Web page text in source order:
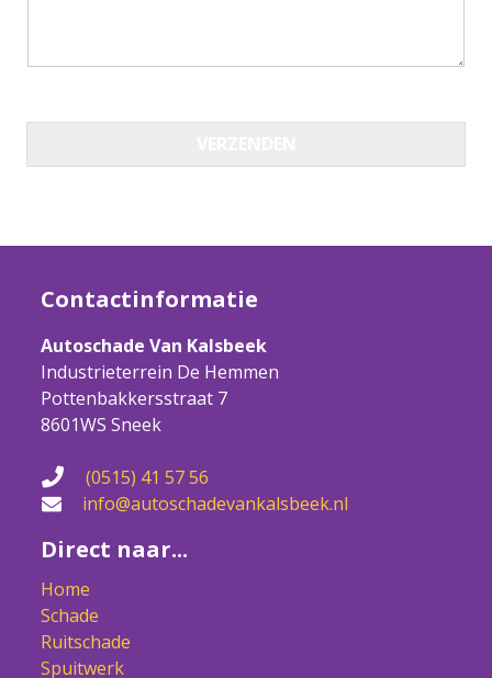
Contactinformatie
Autoschade Van Kalsbeek
Industrieterrein De Hemmen
Pottenbakkersstraat 7
8601WS Sneek
(0515) 41 57 56
info@autoschadevankalsbeek.nl
Direct naar...
Home
Schade
Ruitschade
Spuitwerk